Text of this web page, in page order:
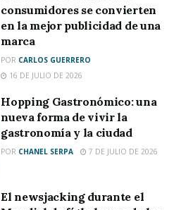
consumidores se convierten
en la mejor publicidad de una
marca
POR CARLOS GUERRERO
16 DE JULIO DE 2026
Hopping Gastronómico: una
nueva forma de vivir la
gastronomía y la ciudad
POR CHANEL SERPA 7 DE JULIO DE 2026
El newsjacking durante el